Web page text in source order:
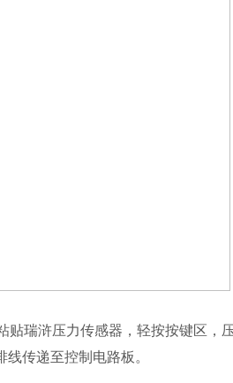
瑞浒压力传感器，轻按按键区
传递至控制电路板。